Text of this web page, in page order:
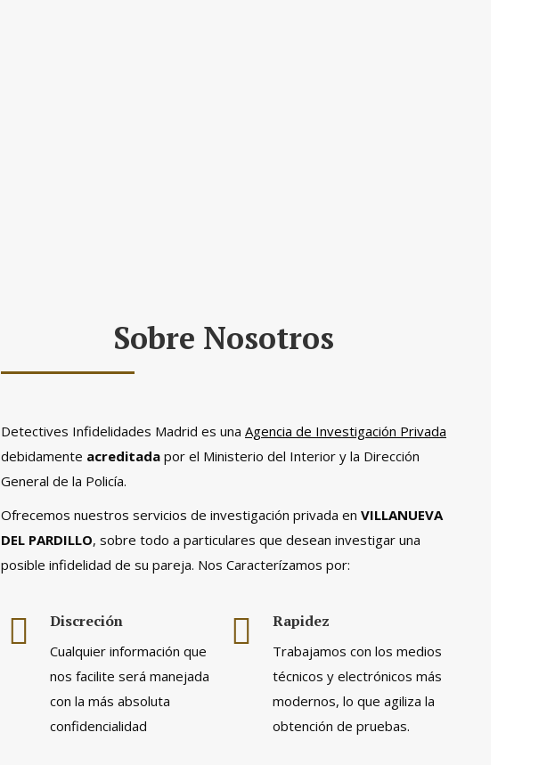
Sobre Nosotros
Detectives Infidelidades Madrid es una Agencia de Investigación Privada
debidamente acreditada por el Ministerio del Interior y la Dirección
General de la Policía.
Ofrecemos nuestros servicios de investigación privada en VILLANUEVA
DEL PARDILLO, sobre todo a particulares que desean investigar una
posible infidelidad de su pareja. Nos Caracterízamos por:
Discreción
Cualquier información que
nos facilite será manejada
con la más absoluta
confidencialidad
Rapidez
Trabajamos con los medios
técnicos y electrónicos más
modernos, lo que agiliza la
obtención de pruebas.